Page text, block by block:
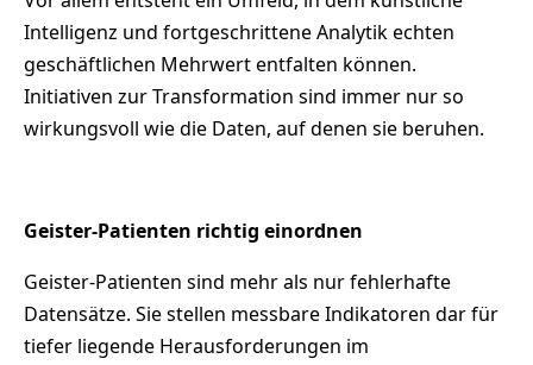
Intelligenz und fortgeschrittene Analytik echten
geschäftlichen Mehrwert entfalten können.
Initiativen zur Transformation sind immer nur so
wirkungsvoll wie die Daten, auf denen sie beruhen.
Geister-Patienten richtig einordnen
Geister-Patienten sind mehr als nur fehlerhafte
Datensätze. Sie stellen messbare Indikatoren dar für
tiefer liegende Herausforderungen im